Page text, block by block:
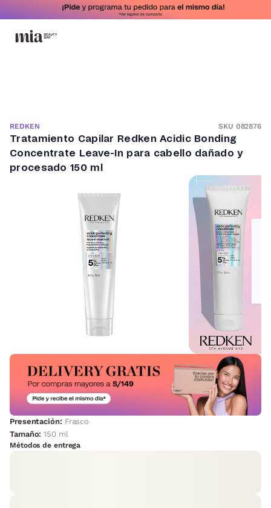
REDKEN SKU 082876
Tratamiento Capilar Redken Acidic Bonding
Concentrate Leave-In para cabello dañado y
procesado 150 ml
Presentación: Frasco
Tamaño:150 ml
Métodos de entrega